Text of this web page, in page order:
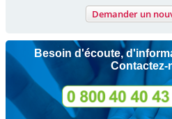
Demander un
Besoin d'écoute,
Contactez-